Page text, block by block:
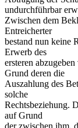
undurchführbar
Zwischen dem
Entreicherter
bestand nun keine
Erwerb des
ersteren
Grund deren die
Auszahlung des
solche
Rechtsbeziehung.
auf Grund
der zwischen ihm,